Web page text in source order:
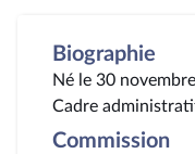
Biographie
Né le 30
Cadre
Commission